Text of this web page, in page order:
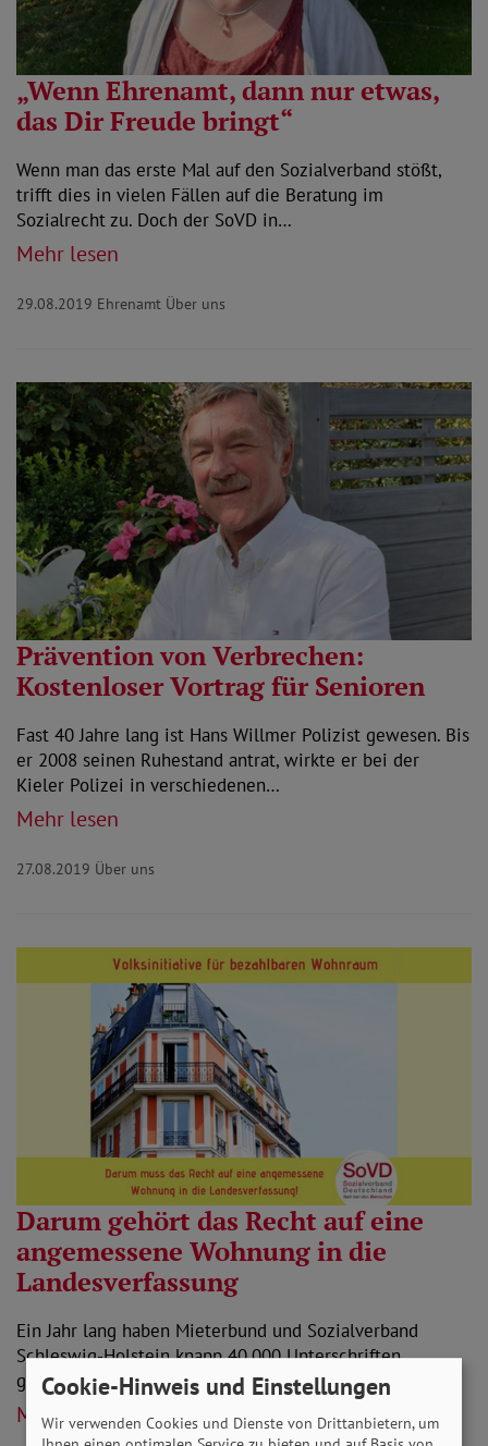
„Wenn Ehrenamt, dann nur etwas,
das Dir Freude bringt“
Wenn man das erste Mal auf den Sozialverband stößt,
trifft dies in vielen Fällen auf die Beratung im
Sozialrecht zu. Doch der SoVD in…
Mehr lesen
29.08.2019 Ehrenamt Über uns
Prävention von Verbrechen:
Kostenloser Vortrag für Senioren
Fast 40 Jahre lang ist Hans Willmer Polizist gewesen. Bis
er 2008 seinen Ruhestand antrat, wirkte er bei der
Kieler Polizei in verschiedenen…
Mehr lesen
27.08.2019 Über uns
Darum gehört das Recht auf eine
angemessene Wohnung in die
Landesverfassung
Ein Jahr lang haben Mieterbund und Sozialverband
Schleswig-Holstein knapp 40.000 Unterschriften
gesammelt. Hintergrund ist unsere gemeinsame…
Mehr lesen
Cookie-Hinweis und Einstellungen
Wir verwenden Cookies und Dienste von Drittanbietern, um